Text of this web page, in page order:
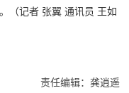
（记者 张翼 通讯员 王如
责任编辑：龚逍遥